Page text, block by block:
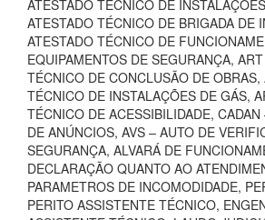
ATESTADO TÉCNICO DE
ATESTADO TÉCNICO DE BRIGADA DE
ATESTADO TÉCNICO DE
EQUIPAMENTOS DE SEGURANÇA,
TÉCNICO DE CONCLUSÃO DE
TÉCNICO DE INSTALAÇÕES DE GÁS,
TÉCNICO DE ACESSIBILIDADE,
DE ANÚNCIOS, AVS – AUTO DE
SEGURANÇA, ALVARÁ DE
DECLARAÇÃO QUANTO AO
PARAMETROS DE INCOMODIDADE,
PERITO ASSISTENTE TÉCNICO,